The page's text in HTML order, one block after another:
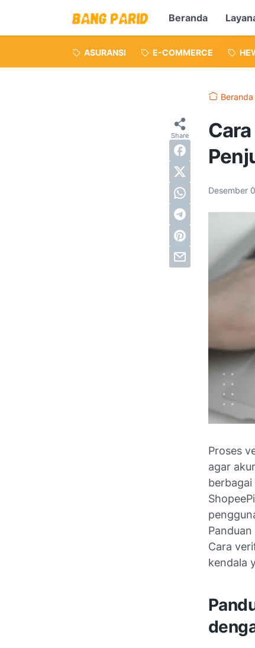
Beranda
ASURANSI E-COMMERCE
Beranda
Desember
Proses
agar
berbagai
Cara
kendala